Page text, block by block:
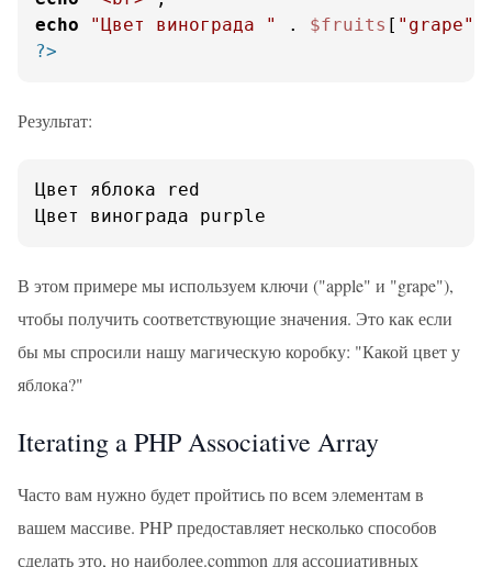
echo
"Цвет винограда " . $fruits [ "grape"
?>
Результат:
Цвет яблока red
Цвет винограда purple
В этом примере мы используем ключи ("apple" и "grape"),
чтобы получить соответствующие значения. Это как если
бы мы спросили нашу магическую коробку: "Какой цвет у
яблока?"
Iterating a PHP Associative Array
Часто вам нужно будет пройтись по всем элементам в
вашем массиве. PHP предоставляет несколько способов
сделать это, но наиболее.common для ассоциативных